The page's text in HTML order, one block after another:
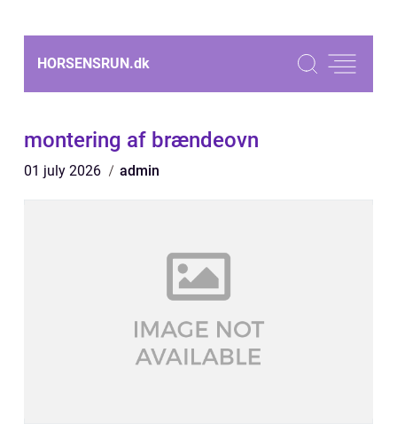
HORSENSRUN.dk
montering af brændeovn
01 july 2026 admin